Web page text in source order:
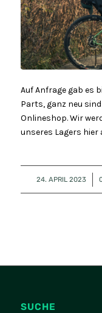
Auf Anfrage gab es
Parts, ganz neu
Onlineshop. Wir
unseres Lagers hier
24. APRIL 2023
/
SUCHE